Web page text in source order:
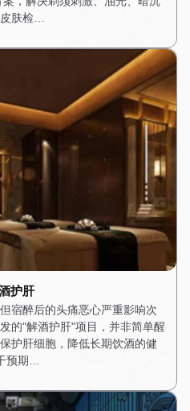
肤检…
护肝
宿醉后的头痛恶心严重影响次
的"解酒护肝"项目，并非简单醒
护肝细胞，降低长期饮酒的健
预期…